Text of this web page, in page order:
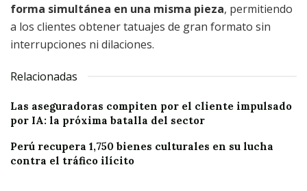
forma simultánea en una misma pieza, permitiendo
a los clientes obtener tatuajes de gran formato sin
interrupciones ni dilaciones.
Relacionadas
Las aseguradoras compiten por el cliente impulsado
por IA: la próxima batalla del sector
Perú recupera 1,750 bienes culturales en su lucha
contra el tráfico ilícito